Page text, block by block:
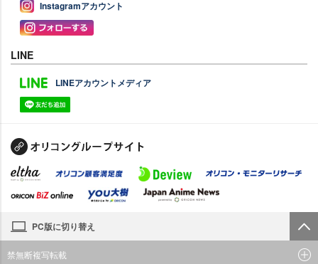
Instagramアカウント
LINE
LINEアカウントメディア
PC版に切り替え
禁無断複写転載